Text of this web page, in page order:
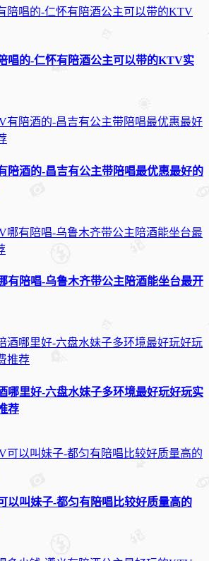
唱的-仁怀有陪酒公主可以带的KTV实
陪酒的-昌吉有公主带陪唱最优惠最好的
有陪唱-乌鲁木齐带公主陪酒能坐台最开
哪里好-六盘水妹子多环境最好玩好玩实
荐
以叫妹子-都匀有陪唱比较好质量高的